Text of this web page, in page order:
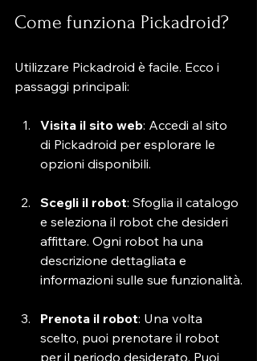
Come funziona Pickadroid?
Utilizzare Pickadroid è facile. Ecco i
passaggi principali:
Visita il sito web: Accedi al sito
di Pickadroid per esplorare le
opzioni disponibili.
Scegli il robot: Sfoglia il catalogo
e seleziona il robot che desideri
affittare. Ogni robot ha una
descrizione dettagliata e
informazioni sulle sue funzionalità.
Prenota il robot: Una volta
scelto, puoi prenotare il robot
per il periodo desiderato. Puoi